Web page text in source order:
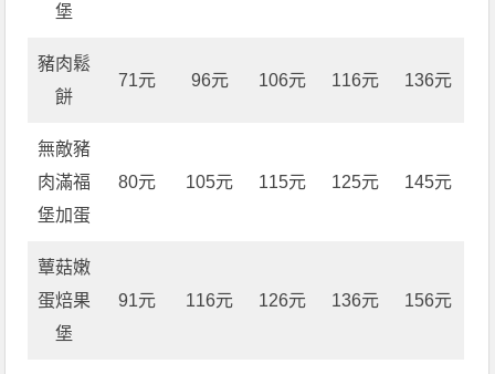
堡
豬肉鬆
餅
71元 96元 106元 116元 136元
無敵豬
肉滿福
堡加蛋
80元 105元 115元 125元 145元
蕈菇嫩
蛋焙果
堡
91元 116元 126元 136元 156元